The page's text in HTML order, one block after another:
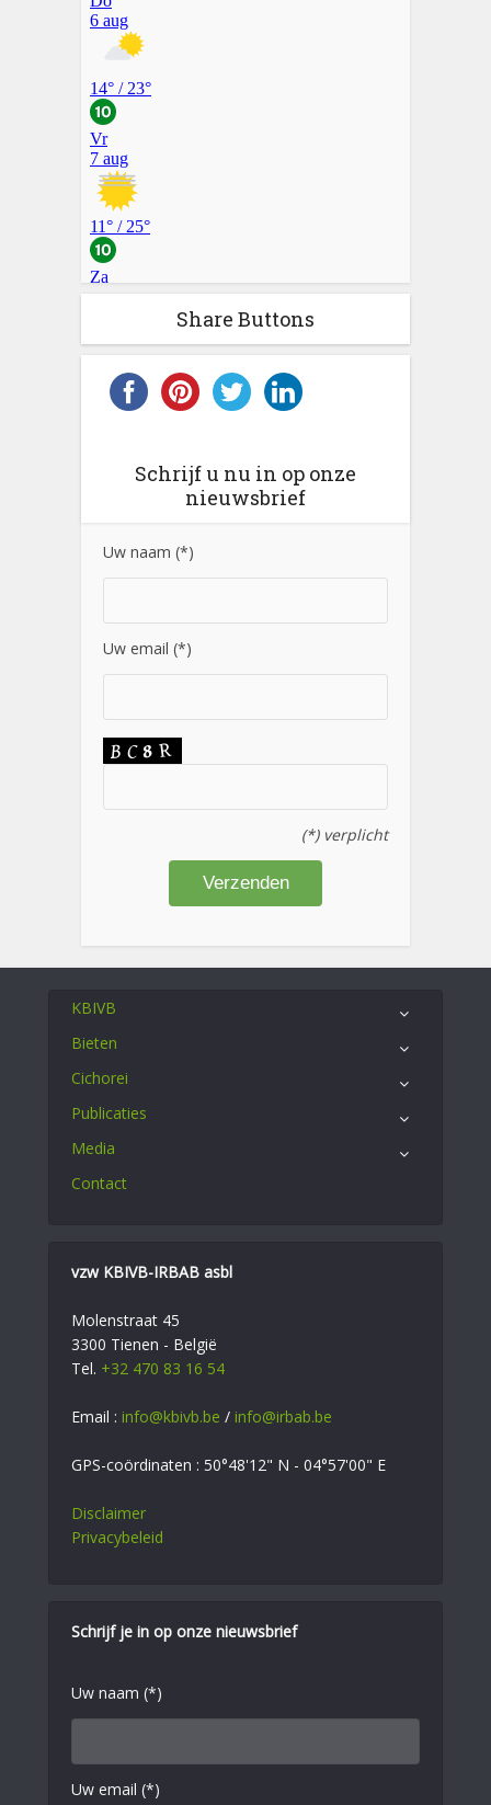
Share Buttons
Schrijf u nu in op onze
nieuwsbrief
Uw naam (*)
Uw email (*)
(*) verplicht
KBIVB
Bieten
Cichorei
Publicaties
Media
Contact
vzw KBIVB-IRBAB asbl
Molenstraat 45
3300 Tienen - België
Tel. +32 470 83 16 54
Email : info@kbivb.be / info@irbab.be
GPS-coördinaten : 50°48'12" N - 04°57'00" E
Disclaimer
Privacybeleid
Schrijf je in op onze nieuwsbrief
Uw naam (*)
Uw email (*)